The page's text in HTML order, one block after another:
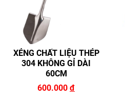
XẺNG CHẤT LIỆU THÉP
304 KHÔNG GỈ DÀI
60CM
600.000 đ